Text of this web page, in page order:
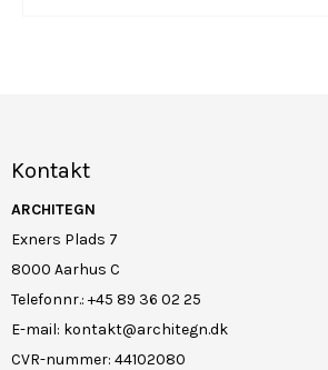
Kontakt
ARCHITEGN
Exners Plads 7
8000 Aarhus C
Telefonnr.: +45 89 36 02 25
E-mail: kontakt@architegn.dk
CVR-nummer: 44102080